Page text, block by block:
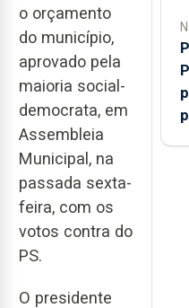
o orçamento
do município,
aprovado pela
maioria social-
democrata, em
Assembleia
Municipal, na
passada sexta-
feira, com os
votos contra do
PS.
O presidente